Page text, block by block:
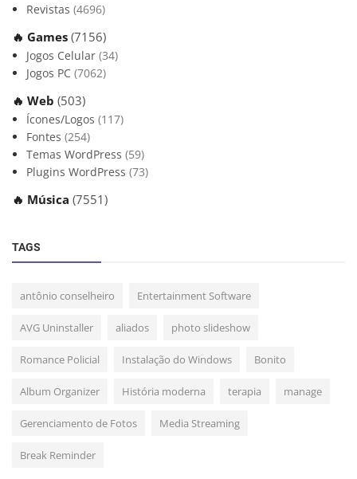
Revistas (4696)
🔥 Games (7156)
Jogos Celular (34)
Jogos PC (7062)
🔥 Web (503)
Ícones/Logos (117)
Fontes (254)
Temas WordPress (59)
Plugins WordPress (73)
🔥 Música (7551)
TAGS
antônio conselheiro Entertainment Software
AVG Uninstaller aliados photo slideshow
Romance Policial Instalação do Windows Bonito
Album Organizer História moderna terapia manage
Gerenciamento de Fotos Media Streaming
Break Reminder